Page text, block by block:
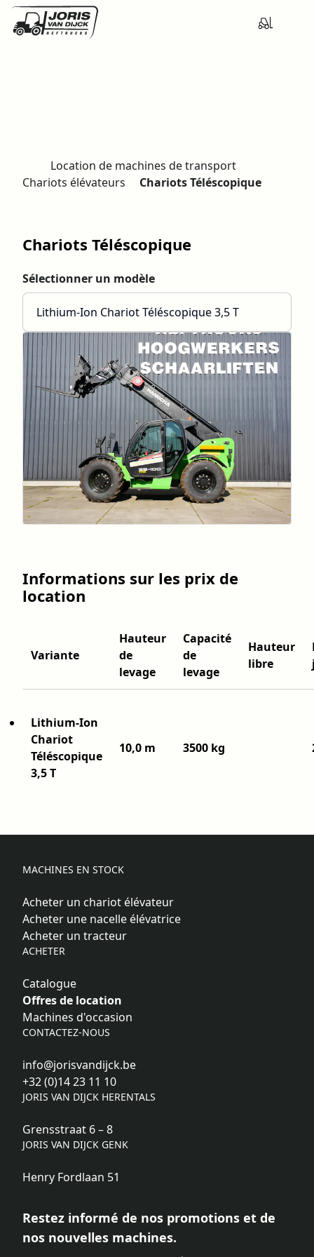
o
Location de machines de transport
Chariots élévateurs
Chariots Téléscopique
Chariots Téléscopique
Sélectionner un modèle
Lithium-Ion Chariot Téléscopique 3,5 T
Informations sur les prix de
location
Variante
Hauteur
de
levage
Capacité
de
levage
Hauteur
libre
Lithium-Ion
Chariot
Téléscopique
3,5 T
10,0 m 3500 kg
MACHINES EN STOCK
Acheter un chariot élévateur
Acheter une nacelle élévatrice
Acheter un tracteur
ACHETER
Catalogue
Offres de location
Machines d'occasion
CONTACTEZ-NOUS
info@jorisvandijck.be
+32 (0)14 23 11 10
JORIS VAN DIJCK HERENTALS
Grensstraat 6 – 8
JORIS VAN DIJCK GENK
Henry Fordlaan 51
Restez informé de nos promotions et de
nos nouvelles machines.